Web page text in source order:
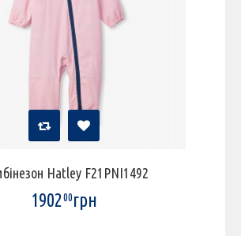
Hatley F21PNI1492
190200грн